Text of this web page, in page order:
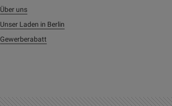
Über uns
Unser Laden in Berlin
Gewerberabatt